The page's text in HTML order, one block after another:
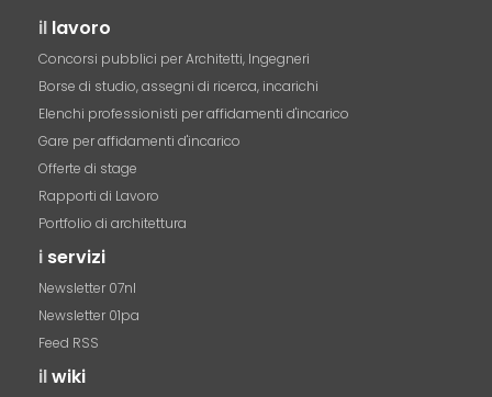
il lavoro
Concorsi pubblici per Architetti, Ingegneri
Borse di studio, assegni di ricerca, incarichi
Elenchi professionisti per affidamenti d'incarico
Gare per affidamenti d'incarico
Offerte di stage
Rapporti di Lavoro
Portfolio di architettura
i servizi
Newsletter 07nl
Newsletter 01pa
Feed RSS
ilwiki